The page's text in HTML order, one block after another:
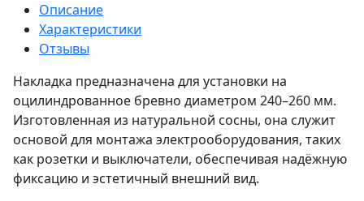
Описание
Характеристики
Отзывы
​Накладка предназначена для установки на
оцилиндрованное бревно диаметром 240–260 мм.
Изготовленная из натуральной сосны, она служит
основой для монтажа электрооборудования, таких
как розетки и выключатели, обеспечивая надёжную
фиксацию и эстетичный внешний вид.​